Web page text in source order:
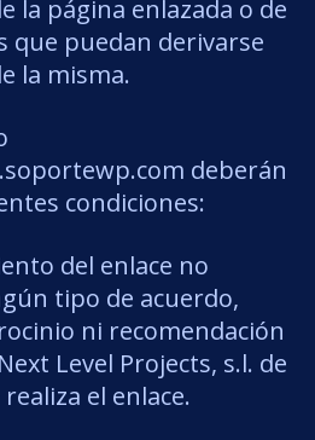
la página enlazada o de
que puedan derivarse
la misma.
deberán
condiciones:
del enlace no
tipo de acuerdo,
ni recomendación
Level Projects, s.l. de
el enlace.